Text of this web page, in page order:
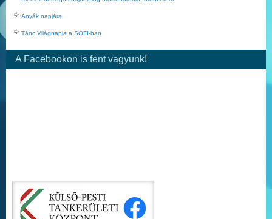
Anyák napjára
Tánc Világnapja a SOFI-ban
A Facebookon is fent vagyunk!